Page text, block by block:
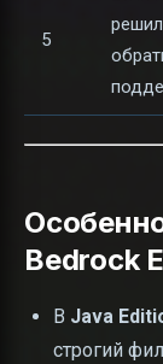
5
Bedrock
В Java
строгий